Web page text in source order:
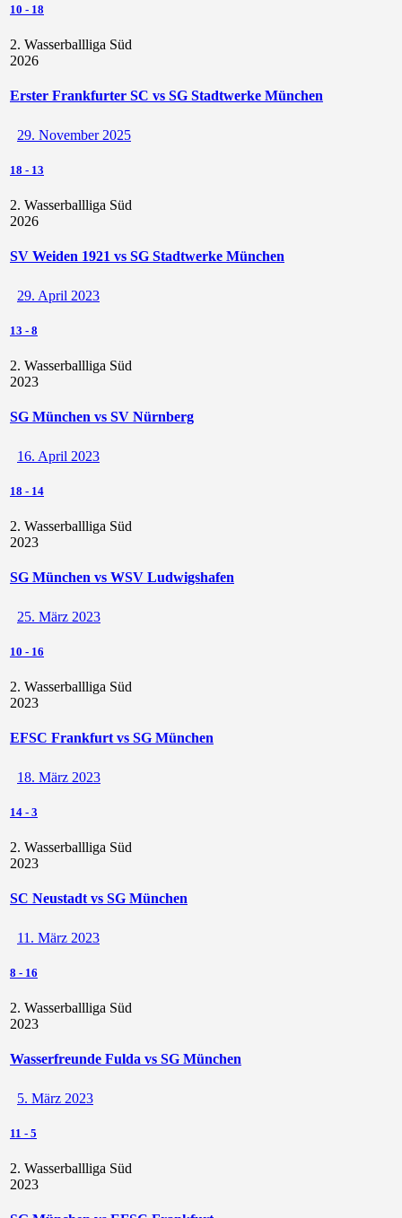
10 - 18
2. Wasserballliga Süd
2026
Erster Frankfurter SC vs SG Stadtwerke München
29. November 2025
18 - 13
2. Wasserballliga Süd
2026
SV Weiden 1921 vs SG Stadtwerke München
29. April 2023
13 - 8
2. Wasserballliga Süd
2023
SG München vs SV Nürnberg
16. April 2023
18 - 14
2. Wasserballliga Süd
2023
SG München vs WSV Ludwigshafen
25. März 2023
10 - 16
2. Wasserballliga Süd
2023
EFSC Frankfurt vs SG München
18. März 2023
14 - 3
2. Wasserballliga Süd
2023
SC Neustadt vs SG München
11. März 2023
8 - 16
2. Wasserballliga Süd
2023
Wasserfreunde Fulda vs SG München
5. März 2023
11 - 5
2. Wasserballliga Süd
2023